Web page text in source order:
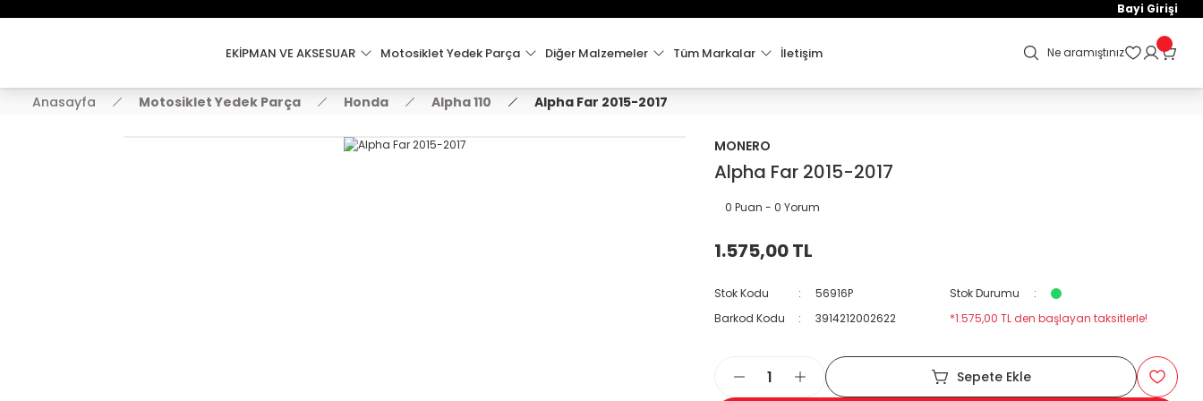
2000 TL VE ÜZERİ KARGO ÜCRETSİZ !
Bayi Girişi
EKİPMAN VE AKSESUAR Motosiklet Yedek Parça Diğer Malzemeler Tüm Markalar İletişim Ne aramıştınız
Anasayfa Motosiklet Yedek Parça Honda Alpha 110 Alpha Far 2015-2017
MONERO
Alpha Far 2015-2017
0 Puan - 0 Yorum
1.575,00 TL
Stok Kodu 56916P
Stok Durumu
Barkod Kodu
3914212002622 *1.575,00 TL den başlayan taksitlerle!
Sepete Ekle